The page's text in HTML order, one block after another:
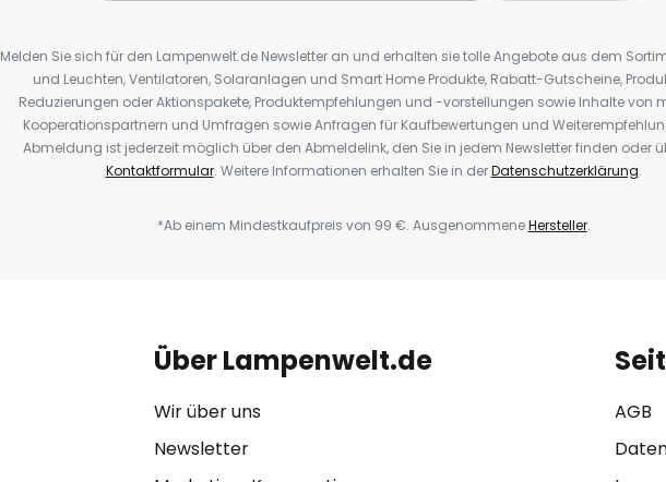
Melden Sie sich für den Lampenwelt.de Newsletter an und erhalten sie tolle Angebote aus dem
und Leuchten, Ventilatoren, Solaranlagen und Smart Home Produkte, Rabatt-Gutscheine,
Reduzierungen oder Aktionspakete, Produktempfehlungen und -vorstellungen sowie Inhalte von
Kooperationspartnern und Umfragen sowie Anfragen für Kaufbewertungen und
Abmeldung ist jederzeit möglich über den Abmeldelink, den Sie in jedem Newsletter finden oder
Kontaktformular. Weitere Informationen erhalten Sie in derDatenschutzerklärung.
*Ab einem Mindestkaufpreis von 99 €. AusgenommeneHersteller.
Über Lampenwelt.de
Wir über uns
Newsletter
AGB